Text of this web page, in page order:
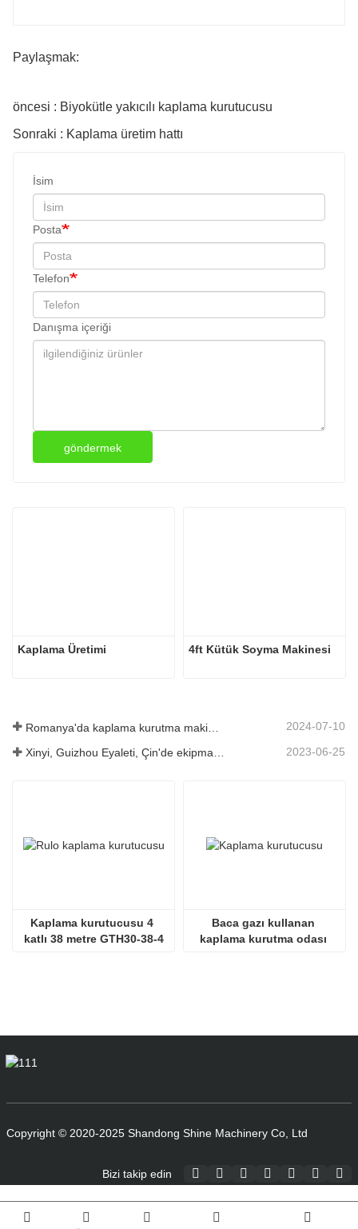
Paylaşmak:
öncesi : Biyokütle yakıcılı kaplama kurutucusu
Sonraki : Kaplama üretim hattı
İsim
Posta
Telefon
Danışma içeriği
göndermek
Kaplama Üretimi 4ft Kütük Soyma Makinesi
2024-07-10
2023-06-25
Kaplama kurutucusu 4
katlı 38 metre GTH30-38-4
Baca gazı kullanan
kaplama kurutma odası
Copyright © 2020-2025 Shandong Shine Machinery Co, Ltd
Bizi takip edin